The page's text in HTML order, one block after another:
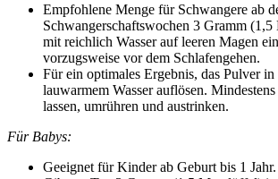
Empfohlene Menge für Schwangere ab
Schwangerschaftswochen 3 Gramm
mit reichlich Wasser auf leeren Magen
vorzugsweise vor dem Schlafengehen.
Für ein optimales Ergebnis, das Pulver in
lauwarmem Wasser auflösen.
lassen, umrühren und austrinken.
Für Babys:
Geeignet für Kinder ab Geburt bis 1 Jahr.